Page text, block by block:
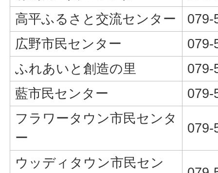
高平ふるさと交流センター
079-
広野市民センター
079-
ふれあいと創造の里
079-
藍市民センター
079-
フラワータウン市民センタ
ー
079-
ウッディタウン市民セン